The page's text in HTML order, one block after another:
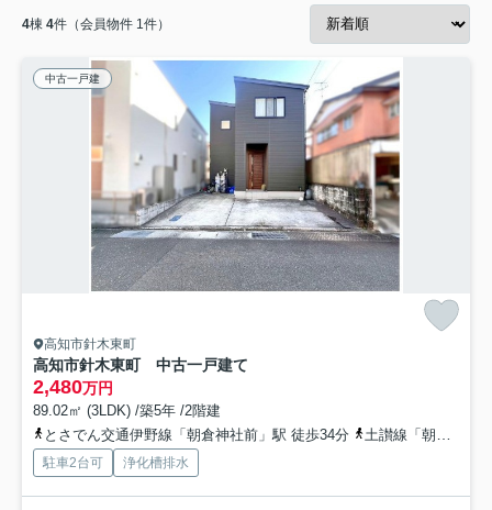
4棟 4件（会員物件 1件）
中古一戸建
高知市針木東町
高知市針木東町 中古一戸建て
2,480万円
89.02㎡ (3LDK) /築5年 /2階建
とさでん交通伊野線「朝倉神社前」駅 徒歩34分
土讃線「朝倉」駅 徒歩35分
駐車2台可 浄化槽排水